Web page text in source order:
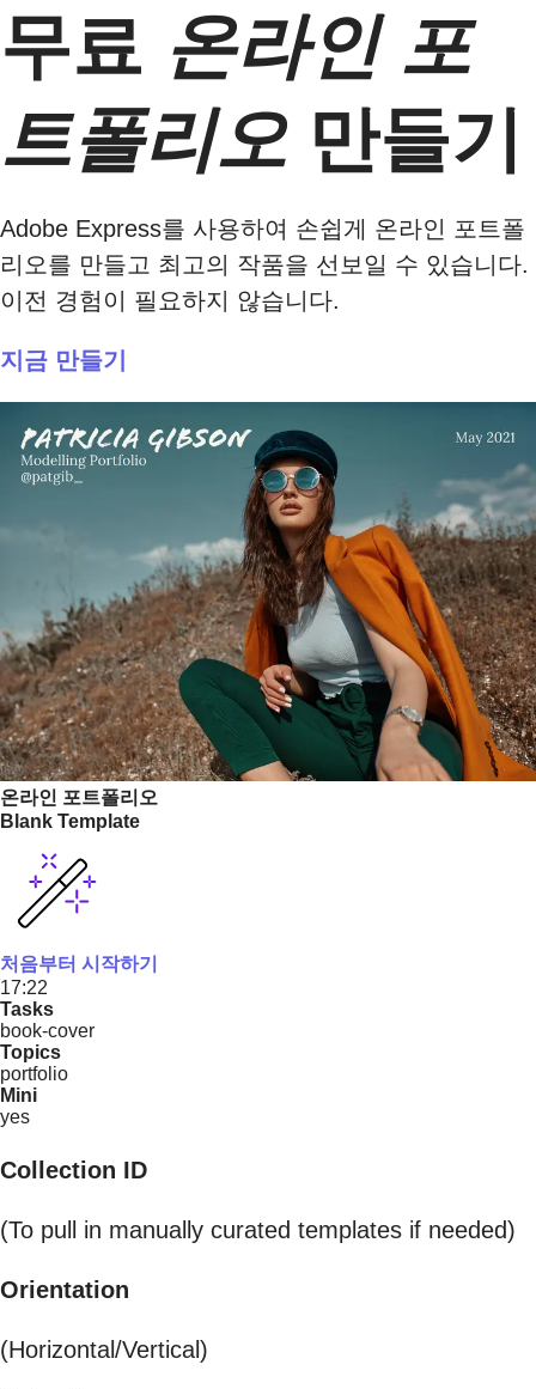
무료 온라인 포
트폴리오 만들기
Adobe Express를 사용하여 손쉽게 온라인 포트폴
리오를 만들고 최고의 작품을 선보일 수 있습니다.
이전 경험이 필요하지 않습니다.
지금 만들기
온라인 포트폴리오
Blank Template
처음부터 시작하기
17:22
Tasks
book-cover
Topics
portfolio
Mini
yes
Collection ID
(To pull in manually curated templates if needed)
Orientation
(Horizontal/Vertical)